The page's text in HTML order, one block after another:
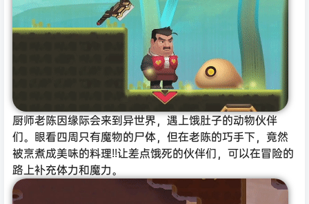
厨师老陈因缘际会来到异世界，遇上饿肚子的动物伙伴
们。眼看四周只有魔物的尸体，但在老陈的巧手下，竟然
被烹煮成美味的料理!!让差点饿死的伙伴们，可以在冒险的
路上补充体力和魔力。